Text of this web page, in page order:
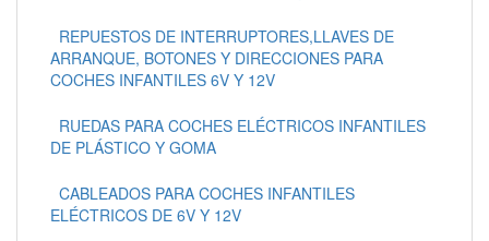
REPUESTOS DE INTERRUPTORES,LLAVES DE
ARRANQUE, BOTONES Y DIRECCIONES PARA
COCHES INFANTILES 6V Y 12V
RUEDAS PARA COCHES ELÉCTRICOS INFANTILES
DE PLÁSTICO Y GOMA
CABLEADOS PARA COCHES INFANTILES
ELÉCTRICOS DE 6V Y 12V